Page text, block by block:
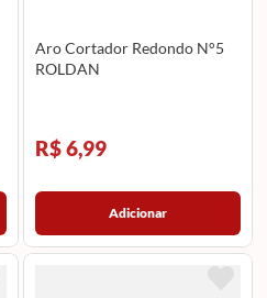
Aro Cortador Redondo N°5
ROLDAN
R$ 6,99
Adicionar